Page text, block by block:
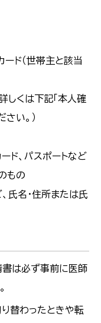
ド（世帯主と該当
しくは下記「本人確
い。）
ド、パスポートなど
もの
氏名・住所または氏
は必ず事前に医師
替わったときや転